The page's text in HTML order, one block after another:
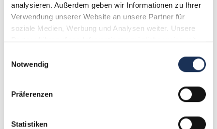
analysieren. Außerdem geben wir Informationen zu Ihrer
Verwendung unserer Website an unsere Partner für
soziale Medien, Werbung und Analysen weiter. Unsere
Partner führen diese Informationen möglicherweise mit
haben oder die sie im Rahmen Ihrer Nutzung der Dienste
Notwendig
Präferenzen
Statistiken
Weitere Details